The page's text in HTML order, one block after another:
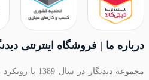
درباره ما | فروشگاه اینترنتی
مجموعه